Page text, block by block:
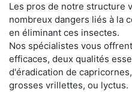
Les pros de notre structure
nombreux dangers liés à la
en éliminant ces insectes.
Nos spécialistes vous
efficaces, deux qualités
d'éradication de
grosses vrillettes, ou lyctus.